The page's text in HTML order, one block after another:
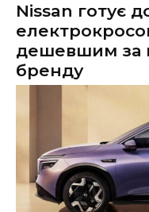
Nissan готує
дешевшим за
бренду